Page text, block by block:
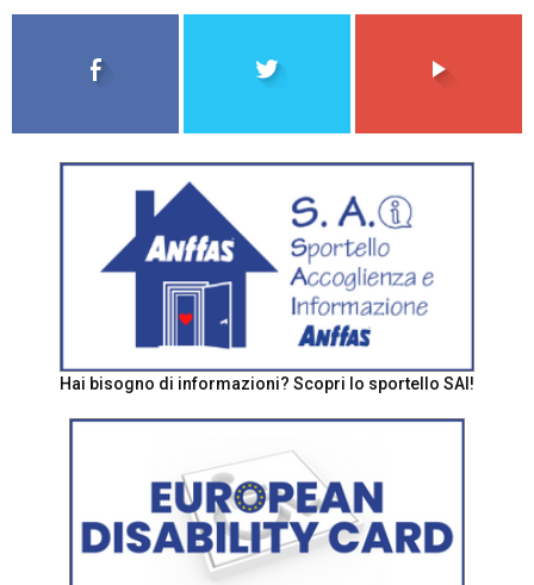
Hai bisogno di informazioni? Scopri lo sportello SAI!